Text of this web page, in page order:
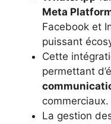
Meta
Facebook et
puissant
Cette
permettant
commerciaux.
La gestion